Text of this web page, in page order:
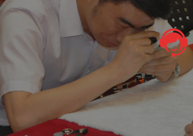
典当融资
房产典当
创新业务